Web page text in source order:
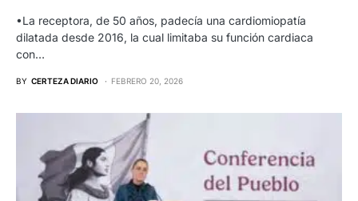
•La receptora, de 50 años, padecía una cardiomiopatía
dilatada desde 2016, la cual limitaba su función cardiaca
con…
BY CERTEZA DIARIO FEBRERO 20, 2026